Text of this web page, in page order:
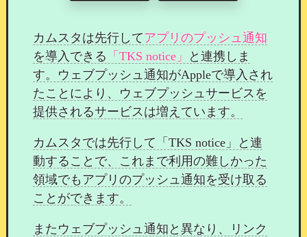
カムスタは先行してアプリのプッシュ通知
を導入できる 「TKS notice」
と連携しま
す。ウェブプッシュ通知がAppleで導入され
たことにより、ウェブプッシュサービスを
提供されるサービスは増えています。
カムスタでは先行して「TKS notice」と連
動することで、これまで利用の難しかった
領域でもアプリのプッシュ通知を受け取る
ことができます。
またウェブプッシュ通知と異なり、リンク